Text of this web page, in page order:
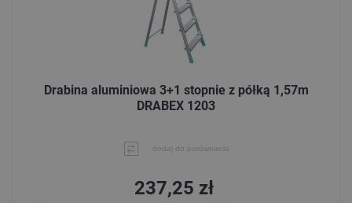
Drabina aluminiowa 3+1 stopnie z półką 1,57m
DRABEX 1203
dodaj do porównania
237,25 zł